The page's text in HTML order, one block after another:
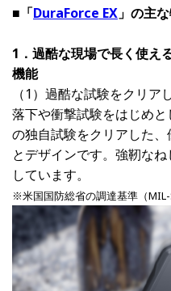
■「DuraForce EX 」の主
1．過酷な現場で長く使え
機能
（1）過酷な試験をクリア
落下や衝撃試験をはじめ
の独自試験をクリアした
とデザインです。強靭な
しています。
※米国国防総省の調達基準（